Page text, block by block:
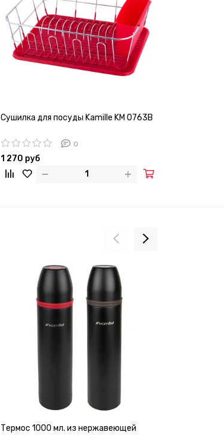
Сушилка для посуды Kamille KM 0763B
0
1 270 руб
Термос 1000 мл. из нержавеющей